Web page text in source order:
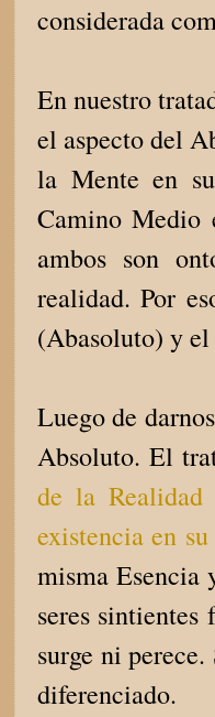
considerada
En nuestro
el aspecto del
la Mente en
Camino Medio
ambos son
realidad. Por
(Abasoluto) y el
Luego de
Absoluto. El
de la
existencia en
misma Esencia
seres
surge ni
diferenciado.